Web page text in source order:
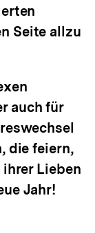
Seite allzu
auch für
die feiern,
Lieben
Jahr!